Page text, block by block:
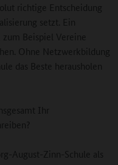
richtige Entscheidung
setzt. Ein
zum Beispiel Vereine
Ohne Netzwerkbildung
das Beste herausholen
Ihr
August-Zinn-Schule als